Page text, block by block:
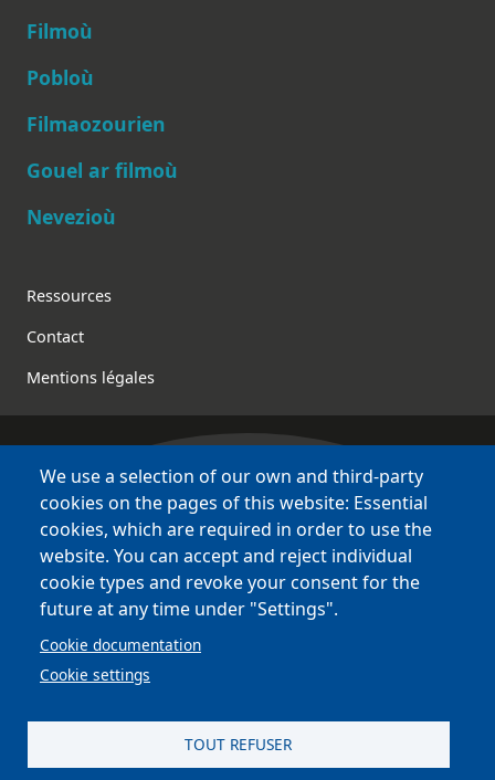
Main navigation
Filmoù
Pobloù
Filmaozourien
Gouel ar filmoù
Nevezioù
Footer
Ressources
Contact
Mentions légales
Bretagne Culture Diversité
des sites variés !
Sites
BCD
Bazhvalan
Bécédia
BED
PCI
We use a selection of our own and third-party
cookies on the pages of this website: Essential
cookies, which are required in order to use the
website. You can accept and reject individual
cookie types and revoke your consent for the
future at any time under "Settings".
Cookie documentation
Cookie settings
TOUT REFUSER